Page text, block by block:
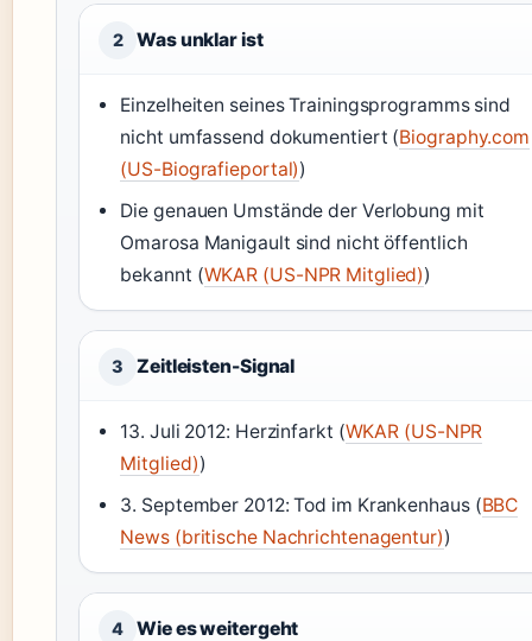
2 Was unklar ist
Einzelheiten seines Trainingsprogramms sind
nicht umfassend dokumentiert (Biography.com
(US-Biografieportal))
Die genauen Umstände der Verlobung mit
Omarosa Manigault sind nicht öffentlich
bekannt (WKAR (US-NPR Mitglied))
3 Zeitleisten-Signal
13. Juli 2012: Herzinfarkt (WKAR (US-NPR
Mitglied))
3. September 2012: Tod im Krankenhaus (BBC
News (britische Nachrichtenagentur))
4 Wie es weitergeht